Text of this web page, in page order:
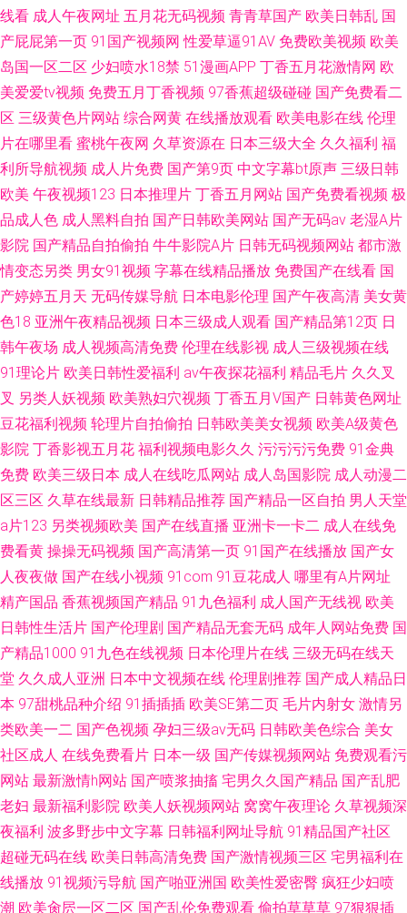
线看 成人午夜网址 五月花无码视频 青青草国产 欧美日韩乱 国
产屁屁第一页 91国产视频网 性爱草逼91AV 免费欧美视频 欧美
岛国一区二区 少妇喷水18禁 51漫画APP 丁香五月花激情网 欧
美爱爱tv视频 免费五月丁香视频 97香蕉超级碰碰 国产免费看二
区 三级黄色片网站 综合网黄 在线播放观看 欧美电影在线 伦理
片在哪里看 蜜桃午夜网 久草资源在 日本三级大全 久久福利 福
利所导航视频 成人片免费 国产第9页 中文字幕bt原声 三级日韩
欧美 午夜视频123 日本推理片 丁香五月网站 国产免费看视频 极
品成人色 成人黑料自拍 国产日韩欧美网站 国产无码av 老湿A片
影院 国产精品自拍偷拍 牛牛影院A片 日韩无码视频网站 都市激
情变态另类 男女91视频 字幕在线精品播放 免费国产在线看 国
产婷婷五月天 无码传媒导航 日本电影伦理 国产午夜高清 美女黄
色18 亚洲午夜精品视频 日本三级成人观看 国产精品第12页 日
韩午夜场 成人视频高清免费 伦理在线影视 成人三级视频在线
91理论片 欧美日韩性爱福利 av午夜探花福利 精品毛片 久久叉
叉 另类人妖视频 欧美熟妇穴视频 丁香五月V国产 日韩黄色网址
豆花福利视频 轮理片自拍偷拍 日韩欧美美女视频 欧美A级黄色
影院 丁香影视五月花 福利视频电影久久 污污污污免费 91金典
免费 欧美三级日本 成人在线吃瓜网站 成人岛国影院 成人动漫二
区三区 久草在线最新 日韩精品推荐 国产精品一区自拍 男人天堂
a片123 另类视频欧美 国产在线直播 亚洲卡一卡二 成人在线免
费看黄 操操无码视频 国产高清第一页 91国产在线播放 国产女
人夜夜做 国产在线小视频 91com 91豆花成人 哪里有A片网址
精产国品 香蕉视频国产精品 91九色福利 成人国产无线视 欧美
日韩性生活片 国产伦理剧 国产精品无套无码 成年人网站免费 国
产精品1000 91九色在线视频 日本伦理片在线 三级无码在线天
堂 久久成人亚洲 日本中文视频在线 伦理剧推荐 国产成人精品日
本 97甜桃品种介绍 91插插插 欧美SE第二页 毛片内射女 激情另
类欧美一二 国产色视频 孕妇三级av无码 日韩欧美色综合 美女
社区成人 在线免费看片 日本一级 国产传媒视频网站 免费观看污
网站 最新激情h网站 国产喷浆抽搐 宅男久久国产精品 国产乱肥
老妇 最新福利影院 欧美人妖视频网站 窝窝午夜理论 久草视频深
夜福利 波多野步中文字幕 日韩福利网址导航 91精品国产社区
超碰无码在线 欧美日韩高清免费 国产激情视频三区 宅男福利在
线播放 91视频污导航 国产啪亚洲国 欧美性爱密臀 疯狂少妇喷
潮 欧美肏屄一区二区 国产乱伦免费观看 偷拍草草草 97狠狠插